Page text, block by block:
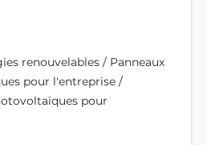
renouvelables / Panneaux
pour l'entreprise /
pour